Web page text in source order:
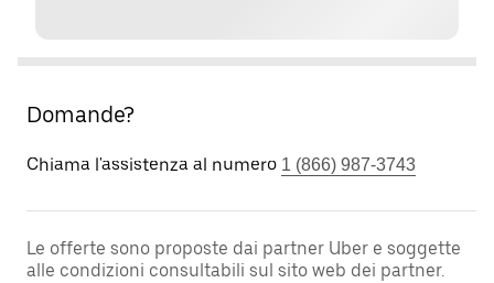
Domande?
Chiama l'assistenza al numero 1 (866) 987-3743
Le offerte sono proposte dai partner Uber e soggette
alle condizioni consultabili sul sito web dei partner.